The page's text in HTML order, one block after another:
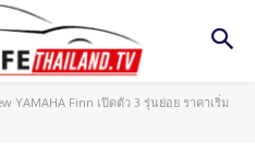
YAMAHA Finn เปิดตัว 3 รุ่นย่อย ราคาเริ่ม